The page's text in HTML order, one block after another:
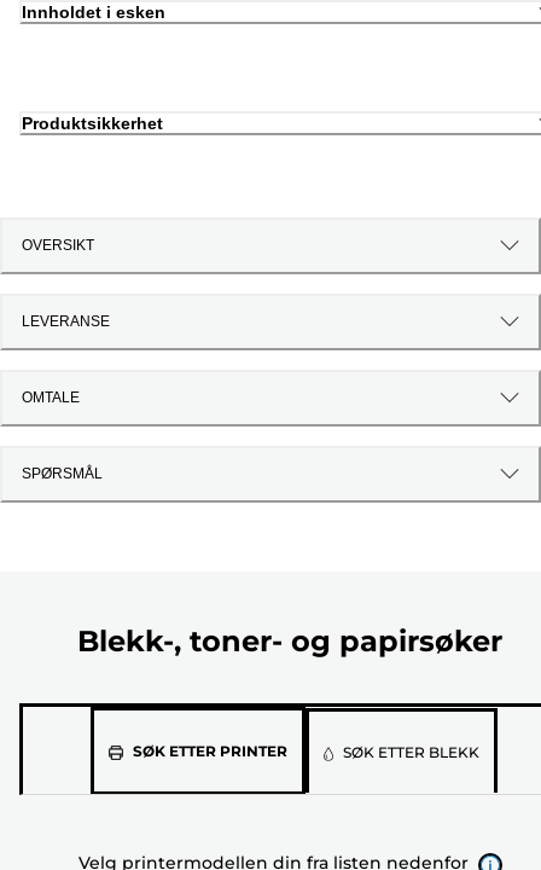
Innholdet i esken
Produktsikkerhet
OVERSIKT
LEVERANSE
OMTALE
SPØRSMÅL
Blekk-, toner- og papirsøker
SØK ETTER PRINTERVelg SØK ETTER BLEKK
Velg printermodellen din fra listen nedenfor